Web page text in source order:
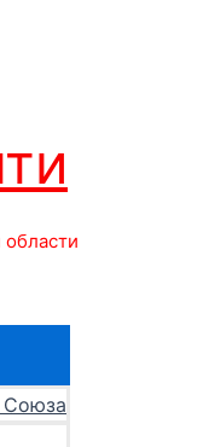
Союза